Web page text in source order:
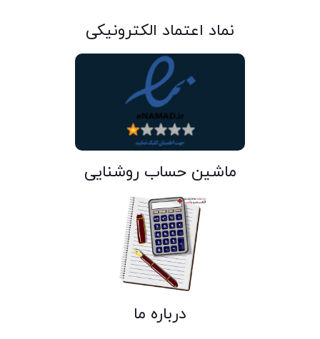
نماد اعتماد الکترونیکی
ماشین حساب روشنایی
درباره ما